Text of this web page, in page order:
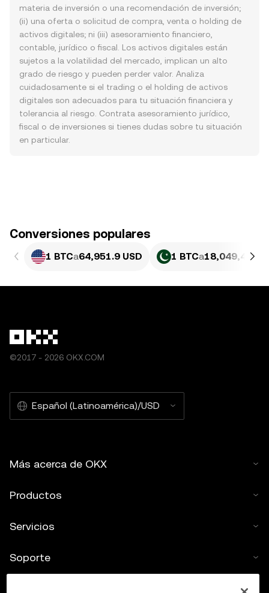
materia de inversión o una recomendación de inversión;
(ii) una oferta o solicitud de compra, venta o holding de
activos digitales; ni (iii) asesoramiento financiero,
contable, jurídico o fiscal. Los activos digitales están
sujetos a la volatilidad del mercado, implican un alto
grado de riesgo y pueden perder valor. Analiza
cuidadosamente si el trading o el holding de activos
digitales son adecuados para tu situación financiera y
tolerancia al riesgo. Contrata asesoramiento jurídico,
fiscal o de inversiones si tienes dudas sobre tu situación
en particular.
Conversiones populares
1 BTCa64,951.9 USD 1 BTCa
©2017 - 2026 OKX.COM
Español (Latinoamérica)/USD
Más acerca de OKX
Productos
Servicios
Soporte